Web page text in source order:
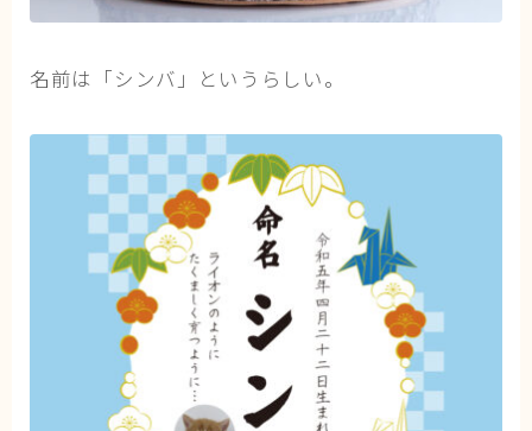
名前は「シンバ」というらしい。